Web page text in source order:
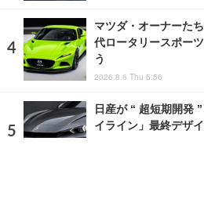
マツダ・オーナーた
代ロータリースポー
う
2026.8.6 Thu 5:56
日産が “ 超短期開発
イライン」最終デザ